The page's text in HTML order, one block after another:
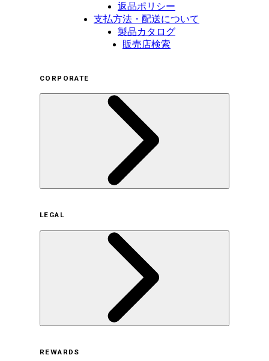
返品ポリシー
支払方法・配送について
製品カタログ
販売店検索
CORPORATE
サステナビリティの取り組み（日本）
サステナビリティの取り組み（米国/英語）
ヒストリー
採用情報
LEGAL
REWARDS